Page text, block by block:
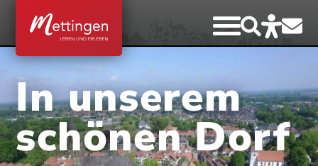
In unserem
schönen Dorf